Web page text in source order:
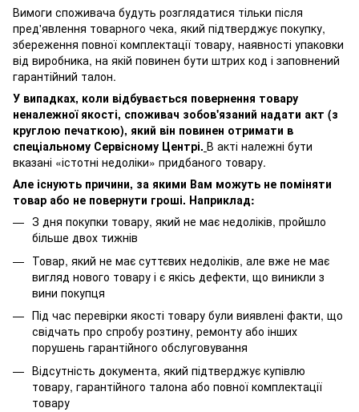
Вимоги споживача будуть розглядатися тільки після
пред'явлення товарного чека, який підтверджує покупку,
збереження повної комплектації товару, наявності упаковки
від виробника, на якій повинен бути штрих код і заповнений
гарантійний талон.
У випадках, коли відбувається повернення товару
неналежної якості, споживач зобов'язаний надати акт (з
круглою печаткою), який він повинен отримати в
спеціальному Сервісному Центрі. В акті належні бути
вказані «істотні недоліки» придбаного товару.
Але існують причини, за якими Вам можуть не поміняти
товар або не повернути гроші. Наприклад:
З дня покупки товару, який не має недоліків, пройшло
більше двох тижнів
Товар, який не має суттєвих недоліків, але вже не має
вигляд нового товару і є якісь дефекти, що виникли з
вини покупця
Під час перевірки якості товару були виявлені факти, що
свідчать про спробу розтину, ремонту або інших
порушень гарантійного обслуговування
Відсутність документа, який підтверджує купівлю
товару, гарантійного талона або повної комплектації
товару